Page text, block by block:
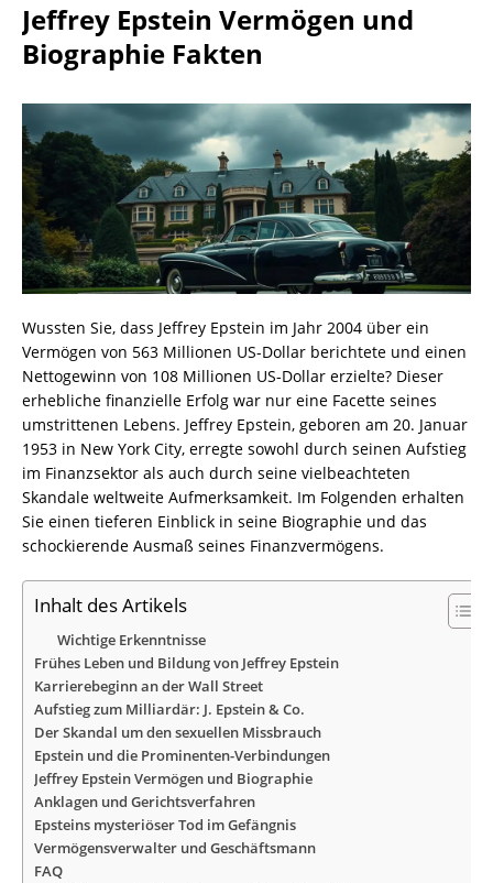
Jeffrey Epstein Vermögen und
Biographie Fakten
Wussten Sie, dass Jeffrey Epstein im Jahr 2004 über ein
Vermögen von 563 Millionen US-Dollar berichtete und einen
Nettogewinn von 108 Millionen US-Dollar erzielte? Dieser
erhebliche finanzielle Erfolg war nur eine Facette seines
umstrittenen Lebens. Jeffrey Epstein, geboren am 20. Januar
1953 in New York City, erregte sowohl durch seinen Aufstieg
im Finanzsektor als auch durch seine vielbeachteten
Skandale weltweite Aufmerksamkeit. Im Folgenden erhalten
Sie einen tieferen Einblick in seine Biographie und das
schockierende Ausmaß seines Finanzvermögens.
Inhalt des Artikels
Wichtige Erkenntnisse
Frühes Leben und Bildung von Jeffrey Epstein
Karrierebeginn an der Wall Street
Aufstieg zum Milliardär: J. Epstein & Co.
Der Skandal um den sexuellen Missbrauch
Epstein und die Prominenten-Verbindungen
Jeffrey Epstein Vermögen und Biographie
Anklagen und Gerichtsverfahren
Epsteins mysteriöser Tod im Gefängnis
Vermögensverwalter und Geschäftsmann
FAQ